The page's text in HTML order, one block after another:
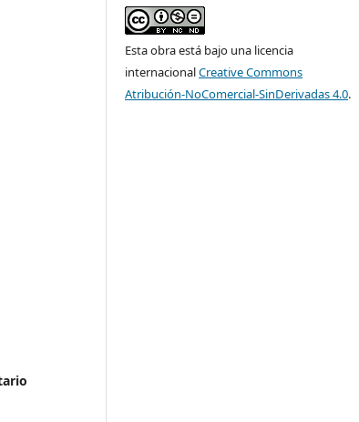
Esta obra está bajo una licencia
internacionalCreative Commons
Atribución-NoComercial-SinDerivadas 4.0.